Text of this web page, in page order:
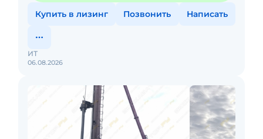
Купить в лизинг Позвонить Написать
06.08.2026
ИТ